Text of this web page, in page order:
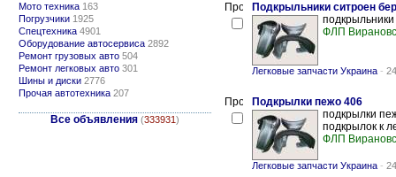
Мото техника 163
Погрузчики 1925
Спецтехника 4901
Оборудование автосервиса 2892
Ремонт грузовых авто 504
Ремонт легковых авто 301
Шины и диски 2776
Прочая автотехника 207
Все объявления (333931)
Подкрыльники ситроен
подкрыльники
ФЛП
Легковые запчасти Украина -
Подкрылки пежо 406
подкрылки
подкрылок к
ФЛП
Легковые запчасти Украина -